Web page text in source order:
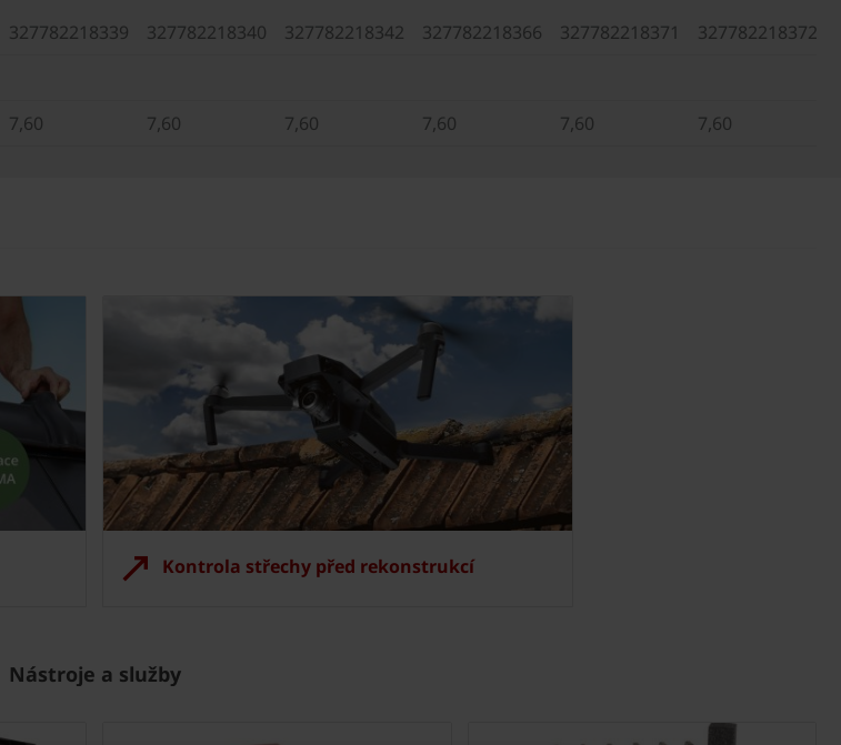
327782218339 327782218340 327782218342 327782218366 327782218371
327782218372
7,60 7,60 7,60 7,60 7,60 7,60
Kontrola střechy před rekonstrukcí
Nástroje a služby